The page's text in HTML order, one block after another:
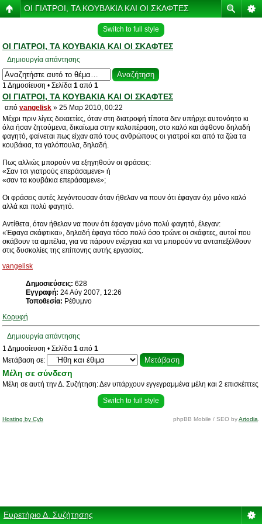
ΟΙ ΓΙΑΤΡΟΙ, ΤΑ ΚΟΥΒΑΚΙΑ ΚΑΙ ΟΙ ΣΚΑΦΤΕΣ
Switch to full style
ΟΙ ΓΙΑΤΡΟΙ, ΤΑ ΚΟΥΒΑΚΙΑ ΚΑΙ ΟΙ ΣΚΑΦΤΕΣ
Δημιουργία απάντησης
1 Δημοσίευση • Σελίδα 1 από 1
ΟΙ ΓΙΑΤΡΟΙ, ΤΑ ΚΟΥΒΑΚΙΑ ΚΑΙ ΟΙ ΣΚΑΦΤΕΣ
από vangelisk » 25 Μαρ 2010, 00:22
Μέχρι πριν λίγες δεκαετίες, όταν στη διατροφή τίποτα δεν υπήρχε αυτονόητο κι
όλα ήσαν ζητούμενα, δικαίωμα στην καλοπέραση, στο καλό και άφθονο δηλαδή
φαγητό, φαίνεται πως είχαν από τους ανθρώπους οι γιατροί και από τα ζώα τα
κουβάκια, τα γαλόπουλα, δηλαδή.
Πως αλλιώς μπορούν να εξηγηθούν οι φράσεις:
«Σαν τσι γιατρούς επεράσαμενε» ή
«σαν τα κουβάκια επεράσαμενε»;
Οι φράσεις αυτές λεγόντουσαν όταν ήθελαν να πουν ότι έφαγαν όχι μόνο καλό
αλλά και πολύ φαγητό.
Αντίθετα, όταν ήθελαν να πουν ότι έφαγαν μόνο πολύ φαγητό, έλεγαν:
«Έφαγα σκάφτικα», δηλαδή έφαγα τόσο πολύ όσο τρώνε οι σκάφτες, αυτοί που
σκάβουν τα αμπέλια, για να πάρουν ενέργεια και να μπορούν να ανταπεξέλθουν
στις δυσκολίες της επίπονης αυτής εργασίας.
vangelisk
Δημοσιεύσεις: 628
Εγγραφή: 24 Αύγ 2007, 12:26
Τοποθεσία: Ρέθυμνο
Κορυφή
Δημιουργία απάντησης
1 Δημοσίευση • Σελίδα 1 από 1
Μετάβαση σε:
Μέλη σε σύνδεση
Μέλη σε αυτή την Δ. Συζήτηση: Δεν υπάρχουν εγγεγραμμένα μέλη και 2 επισκέπτες
Switch to full style
Hosting by Cyb phpBB Mobile / SEO byArtodia
Ευρετήριο Δ. Συζήτησης